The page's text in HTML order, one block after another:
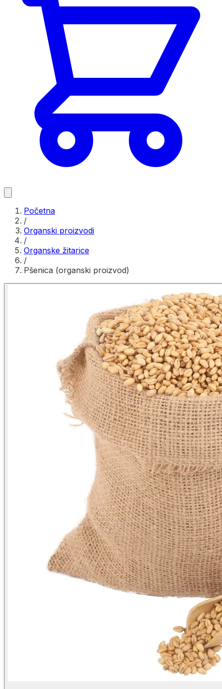
Početna
/
Organski proizvodi
/
Organske žitarice
/
Pšenica (organski proizvod)